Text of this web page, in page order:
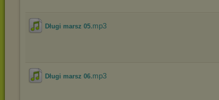
Długi marsz 05.mp3
Długi marsz 06.mp3